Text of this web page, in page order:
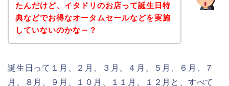
たんだけど、イタドリのお店って誕生日特
典などでお得なオータムセールなどを実施
していないのかな～？
誕生日って１月、２月、３月、４月、５月、６月、７
月、８月、９月、１０月、１１月、１２月と、すべて